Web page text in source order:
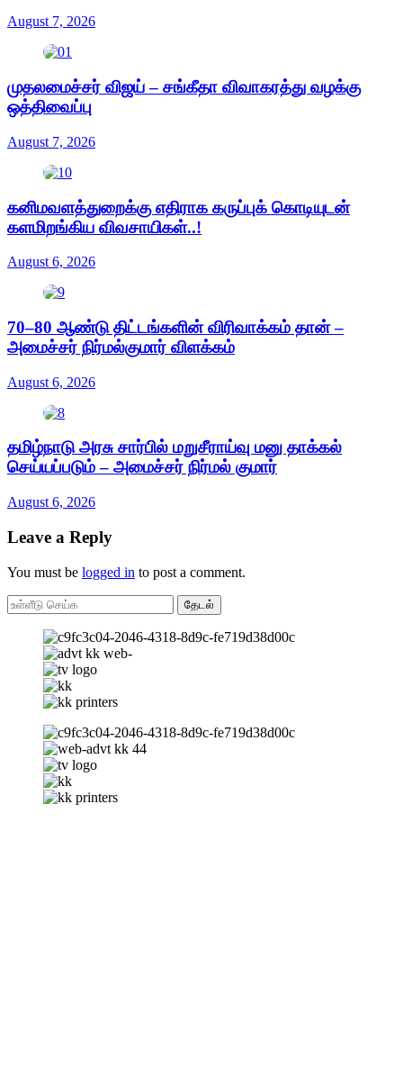
August 7, 2026
முதலமைச்சர் விஜய் – சங்கீதா விவாகரத்து வழக்கு
ஒத்திவைப்பு
August 7, 2026
கனிமவளத்துறைக்கு எதிராக கருப்புக் கொடியுடன்
களமிறங்கிய விவசாயிகள்..!
August 6, 2026
70–80 ஆண்டு திட்டங்களின் விரிவாக்கம் தான் –
அமைச்சர் நிர்மல்குமார் விளக்கம்
August 6, 2026
தமிழ்நாடு அரசு சார்பில் மறுசீராய்வு மனு தாக்கல்
செய்யப்படும் – அமைச்சர் நிர்மல் குமார்
August 6, 2026
Leave a Reply
You must be logged in to post a comment.
தேடல்